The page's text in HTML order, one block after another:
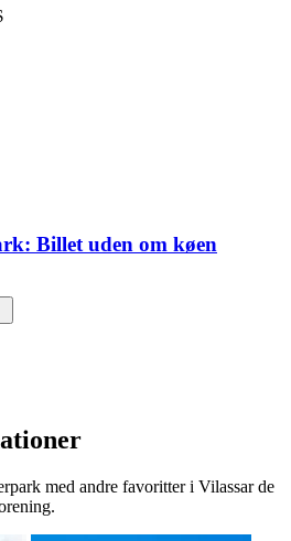
Billet uden om køen
med andre favoritter i Vilassar de